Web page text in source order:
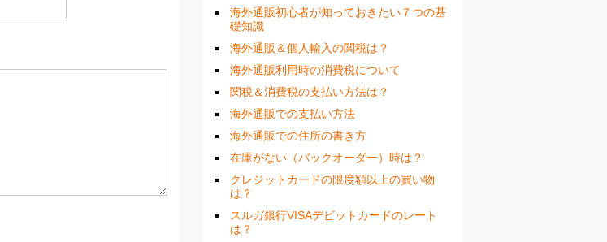
海外通販初心者が知っておきたい７つの基
礎知識
海外通販＆個人輸入の関税は？
海外通販利用時の消費税について
関税＆消費税の支払い方法は？
海外通販での支払い方法
海外通販での住所の書き方
在庫がない（バックオーダー）時は？
クレジットカードの限度額以上の買い物
は？
スルガ銀行VISAデビットカードのレート
は？